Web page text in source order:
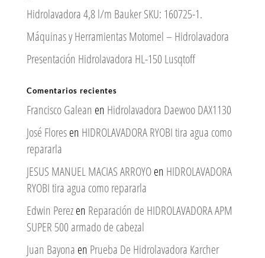
Hidrolavadora 4,8 l/m Bauker SKU: 160725-1.
Máquinas y Herramientas Motomel – Hidrolavadora
Presentación Hidrolavadora HL-150 Lusqtoff
Comentarios recientes
Francisco Galean en Hidrolavadora Daewoo DAX1130
José Floresen HIDROLAVADORA RYOBI tira agua como
repararla
JESUS MANUEL MACIAS ARROYOen HIDROLAVADORA
RYOBI tira agua como repararla
Edwin Perezen Reparación de HIDROLAVADORA APM
SUPER 500 armado de cabezal
Juan Bayona en Prueba De Hidrolavadora Karcher